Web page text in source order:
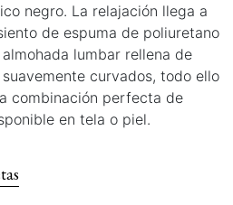
negro. La relajación llega a
de espuma de poliuretano
lumbar rellena de
curvados, todo ello
combinación perfecta de
en tela o piel.